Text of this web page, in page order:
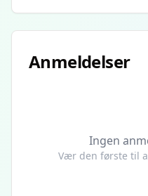
Anmeldelser
Ingen
Vær den første til